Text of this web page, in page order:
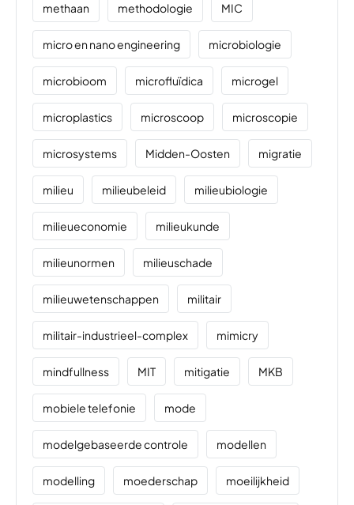
methaan methodologie MIC
micro en nano engineering microbiologie
microbioom microfluïdica microgel
microplastics microscoop microscopie
microsystems Midden-Oosten migratie
milieu milieubeleid milieubiologie
milieueconomie milieukunde
milieunormen milieuschade
milieuwetenschappen militair
militair-industrieel-complex mimicry
mindfullness MIT mitigatie MKB
mobiele telefonie mode
modelgebaseerde controle modellen
modelling moederschap moeilijkheid